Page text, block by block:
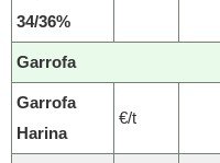
34/36%
Garrofa
Garrofa
Harina
€/t